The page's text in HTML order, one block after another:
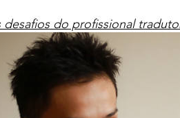
desafios do profissional